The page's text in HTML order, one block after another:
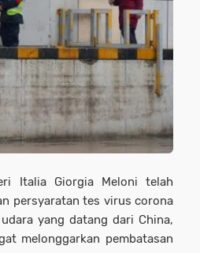
Italia Giorgia Meloni telah
persyaratan tes virus corona
yang datang dari China,
melonggarkan pembatasan